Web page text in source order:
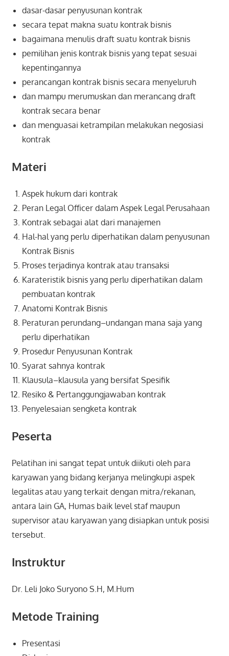
dasar-dasar penyusunan kontrak
secara tepat makna suatu kontrak bisnis
bagaimana menulis draft suatu kontrak bisnis
pemilihan jenis kontrak bisnis yang tepat sesuai
kepentingannya
perancangan kontrak bisnis secara menyeluruh
dan mampu merumuskan dan merancang draft
kontrak secara benar
dan menguasai ketrampilan melakukan negosiasi
kontrak
Materi
Aspek hukum dari kontrak
Peran Legal Officer dalam Aspek Legal Perusahaan
Kontrak sebagai alat dari manajemen
Hal-hal yang perlu diperhatikan dalam penyusunan
Kontrak Bisnis
Proses terjadinya kontrak atau transaksi
Karateristik bisnis yang perlu diperhatikan dalam
pembuatan kontrak
Anatomi Kontrak Bisnis
Peraturan perundang–undangan mana saja yang
perlu diperhatikan
Prosedur Penyusunan Kontrak
Syarat sahnya kontrak
Klausula–klausula yang bersifat Spesifik
Resiko & Pertanggungjawaban kontrak
Penyelesaian sengketa kontrak
Peserta
Pelatihan ini sangat tepat untuk diikuti oleh para
karyawan yang bidang kerjanya melingkupi aspek
legalitas atau yang terkait dengan mitra/rekanan,
antara lain GA, Humas baik level staf maupun
supervisor atau karyawan yang disiapkan untuk posisi
tersebut.
Instruktur
Dr. Leli Joko Suryono S.H, M.Hum
Metode Training
Presentasi